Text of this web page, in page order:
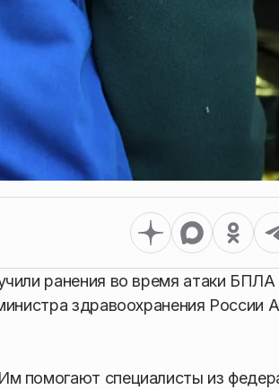
ранения во время атаки
здравоохранения России
помогают специалисты из